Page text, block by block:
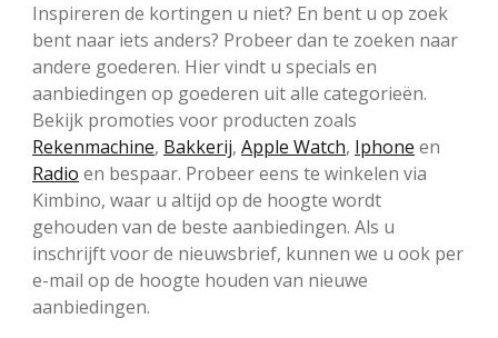
Inspireren de kortingen u niet? En bent u op zoek
bent naar iets anders? Probeer dan te zoeken naar
andere goederen. Hier vindt u specials en
aanbiedingen op goederen uit alle categorieën.
Bekijk promoties voor producten zoals
Rekenmachine, Bakkerij, Apple Watch, Iphone en
Radio en bespaar. Probeer eens te winkelen via
Kimbino, waar u altijd op de hoogte wordt
gehouden van de beste aanbiedingen. Als u
inschrijft voor de nieuwsbrief, kunnen we u ook per
e-mail op de hoogte houden van nieuwe
aanbiedingen.